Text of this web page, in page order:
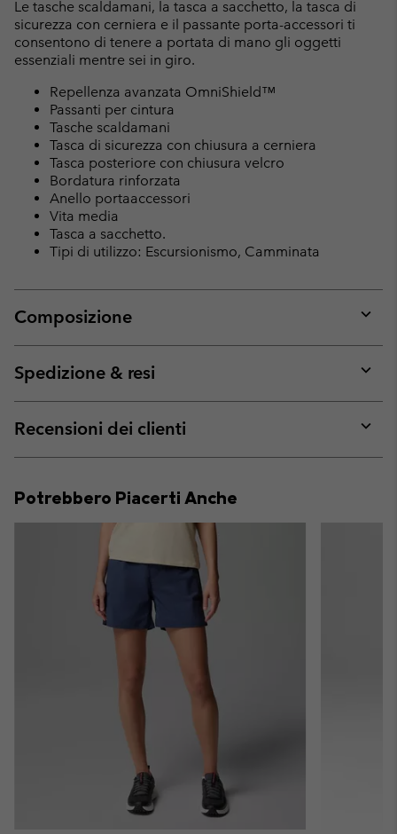
Le tasche scaldamani, la tasca a sacchetto, la tasca di
sicurezza con cerniera e il passante porta-accessori ti
consentono di tenere a portata di mano gli oggetti
essenziali mentre sei in giro.
Repellenza avanzata OmniShield™
Passanti per cintura
Tasche scaldamani
Tasca di sicurezza con chiusura a cerniera
Tasca posteriore con chiusura velcro
Bordatura rinforzata
Anello portaaccessori
Vita media
Tasca a sacchetto.
Tipi di utilizzo: Escursionismo, Camminata
Composizione
or
Spedizione & resi
or
Recensioni dei clienti
or
Potrebbero Piacerti Anche